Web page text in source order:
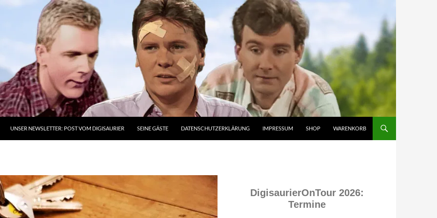
UNSER NEWSLETTER: POST VOM DIGISAURIER SEINE GÄSTE DATENSCHUTZERKLÄRUNG IMPRESSUM SHOP WARENKORB
DigisaurierOnTour 2026:
Termine